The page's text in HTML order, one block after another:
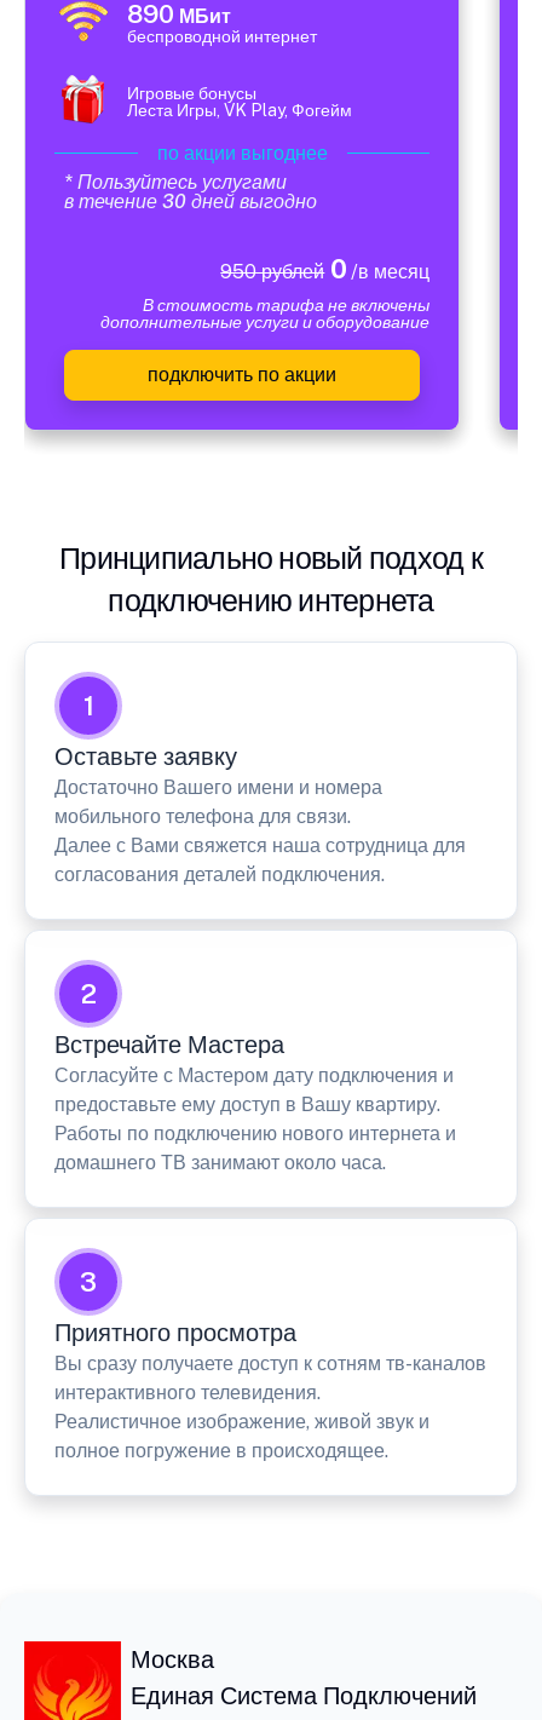
890 МБит
беспроводной интернет
Игровые бонусы
Леста Игры, VK Play, Фогейм
по акции выгоднее
* Пользуйтесь услугами
в течение 30 дней выгодно
950 рублей0 /в месяц
В стоимость тарифа не включены
дополнительные услуги и оборудование
подключить по акции
Принципиально новый подход к
подключению интернета
1
Оставьте заявку
Достаточно Вашего имени и номера
мобильного телефона для связи.
Далее с Вами свяжется наша сотрудница для
согласования деталей подключения.
2
Встречайте Мастера
Согласуйте с Мастером дату подключения и
предоставьте ему доступ в Вашу квартиру.
Работы по подключению нового интернета и
домашнего ТВ занимают около часа.
3
Приятного просмотра
Вы сразу получаете доступ к сотням тв-каналов
интерактивного телевидения.
Реалистичное изображение, живой звук и
полное погружение в происходящее.
Москва
Единая Система Подключений